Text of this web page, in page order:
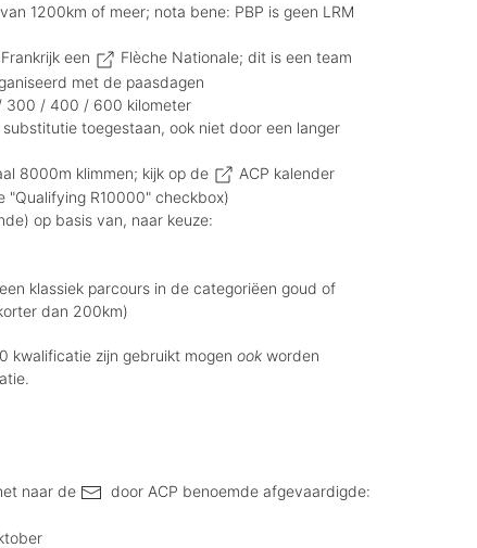
1200km of meer; nota bene: PBP is geen LRM
een
Flèche Nationale; dit is een team
met de paasdagen
300 / 400 / 600 kilometer
toegestaan, ook niet door een langer
8000m klimmen; kijk op de
ACP kalender
R10000" checkbox)
op basis van, naar keuze:
klassiek parcours in de categoriëen goud of
dan 200km)
kwalificatie zijn gebruikt mogen ook worden
naar de door ACP benoemde afgevaardigde: